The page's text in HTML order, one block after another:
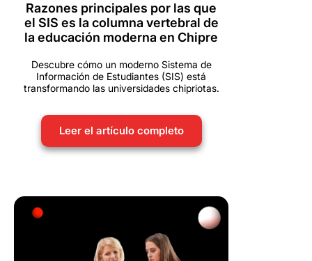
Razones principales por las que
el SIS es la columna vertebral de
la educación moderna en Chipre
Descubre cómo un moderno Sistema de
Información de Estudiantes (SIS) está
transformando las universidades chipriotas.
Leer el artículo completo